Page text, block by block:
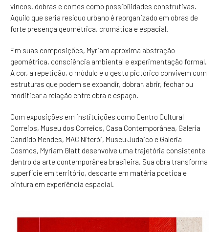
vincos, dobras e cortes como possibilidades construtivas.
Aquilo que seria resíduo urbano é reorganizado em obras de
forte presença geométrica, cromática e espacial.
Em suas composições, Myriam aproxima abstração
geométrica, consciência ambiental e experimentação formal.
A cor, a repetição, o módulo e o gesto pictórico convivem com
estruturas que podem se expandir, dobrar, abrir, fechar ou
modificar a relação entre obra e espaço.
Com exposições em instituições como Centro Cultural
Correios, Museu dos Correios, Casa Contemporânea, Galeria
Candido Mendes, MAC Niterói, Museu Judaico e Galeria
Cosmos, Myriam Glatt desenvolve uma trajetória consistente
dentro da arte contemporânea brasileira. Sua obra transforma
superfície em território, descarte em matéria poética e
pintura em experiência espacial.